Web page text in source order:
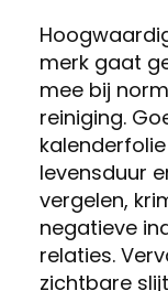
merk gaat
mee bij
reiniging.
levensduur
vergelen,
negatieve
relaties.
zichtbare